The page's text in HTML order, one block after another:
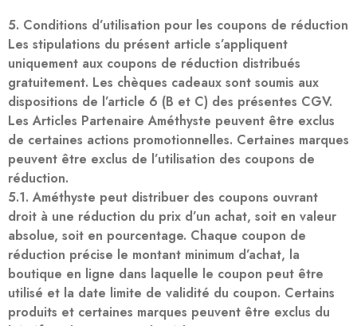
5. Conditions d’utilisation pour les coupons de réduction
Les stipulations du présent article s’appliquent
uniquement aux coupons de réduction distribués
gratuitement. Les chèques cadeaux sont soumis aux
dispositions de l’article 6 (B et C) des présentes CGV.
Les Articles Partenaire Améthyste peuvent être exclus
de certaines actions promotionnelles. Certaines marques
peuvent être exclus de l’utilisation des coupons de
réduction.
5.1. Améthyste peut distribuer des coupons ouvrant
droit à une réduction du prix d’un achat, soit en valeur
absolue, soit en pourcentage. Chaque coupon de
réduction précise le montant minimum d’achat, la
boutique en ligne dans laquelle le coupon peut être
utilisé et la date limite de validité du coupon. Certains
produits et certaines marques peuvent être exclus du